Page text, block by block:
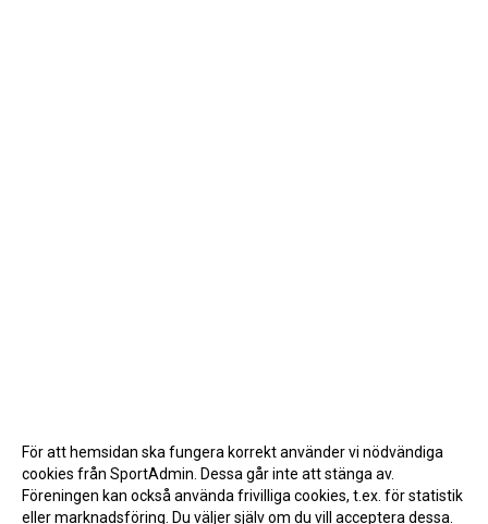
För att hemsidan ska fungera korrekt använder vi nödvändiga
cookies från SportAdmin. Dessa går inte att stänga av.
Föreningen kan också använda frivilliga cookies, t.ex. för statistik
eller marknadsföring. Du väljer själv om du vill acceptera dessa.